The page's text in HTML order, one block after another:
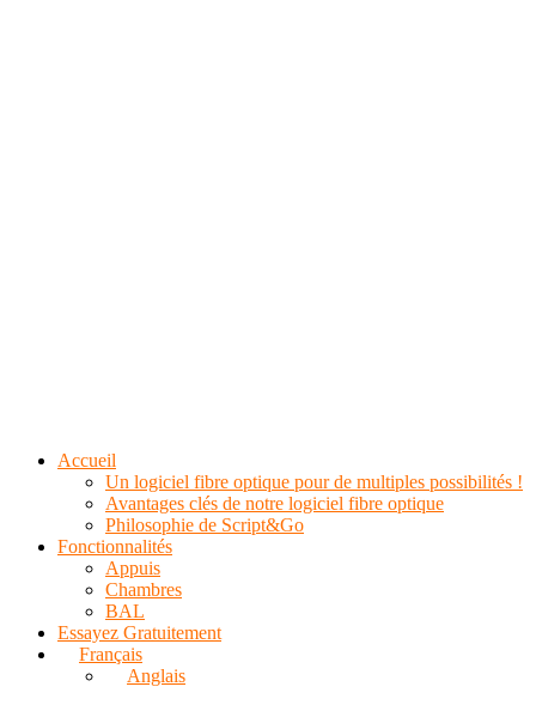
Accueil
Un logiciel fibre optique pour de multiples possibilités !
Avantages clés de notre logiciel fibre optique
Philosophie de Script&Go
Fonctionnalités
Appuis
Chambres
BAL
Essayez Gratuitement
Français
Anglais